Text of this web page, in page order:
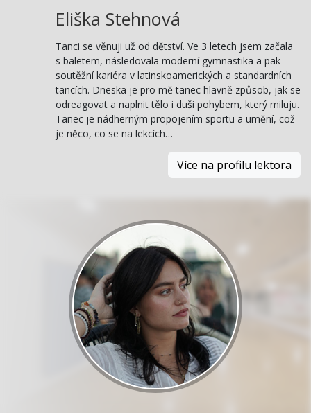
Eliška Stehnová
Tanci se věnuji už od dětství. Ve 3 letech jsem začala
s baletem, následovala moderní gymnastika a pak
soutěžní kariéra v latinskoamerických a standardních
tancích. Dneska je pro mě tanec hlavně způsob, jak se
odreagovat a naplnit tělo i duši pohybem, který miluju.
Tanec je nádherným propojením sportu a umění, což
je něco, co se na lekcích…
Více na profilu lektora